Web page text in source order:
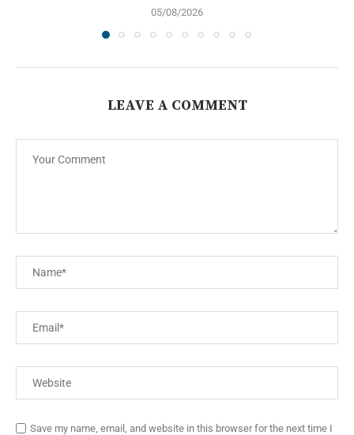
05/08/2026
LEAVE A COMMENT
Save my name, email, and website in this browser for the next time I